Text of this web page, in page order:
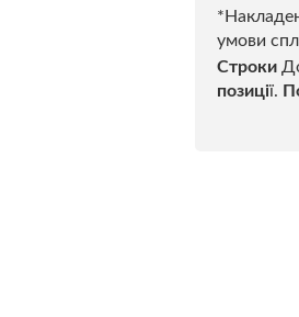
умови
Строки
позиції.